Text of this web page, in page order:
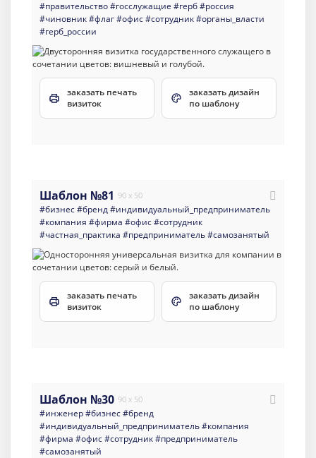
#правительство#госслужащие #герб#россия
#чиновник#флаг#офис#сотрудник#органы_власти
#герб_россии
заказать печать
визиток
заказать дизайн
по шаблону
Шаблон №81 90 x 50
#бизнес#бренд#индивидуальный_предприниматель
#компания #фирма #офис#сотрудник
#частная_практика #предприниматель#самозанятый
заказать печать
визиток
заказать дизайн
по шаблону
Шаблон №30 90 x 50
#инженер#бизнес#бренд
#индивидуальный_предприниматель#компания
#фирма #офис#сотрудник#предприниматель
#самозанятый